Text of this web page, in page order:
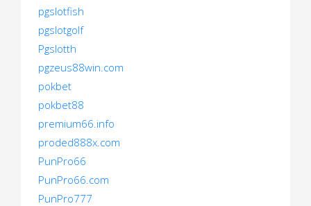
pgslotfish
pgslotgolf
Pgslotth
pgzeus88win.com
pokbet
pokbet88
premium66.info
proded888x.com
PunPro66
PunPro66.com
PunPro777